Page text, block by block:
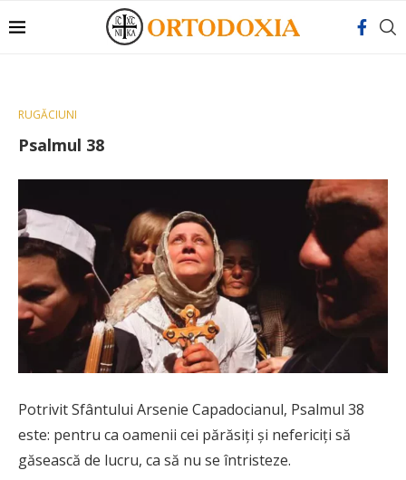
RUGĂCIUNI
Psalmul 38
Potrivit Sfântului Arsenie Capadocianul, Psalmul 38
este: pentru ca oamenii cei părăsiți și nefericiți să
găsească de lucru, ca să nu se întristeze.